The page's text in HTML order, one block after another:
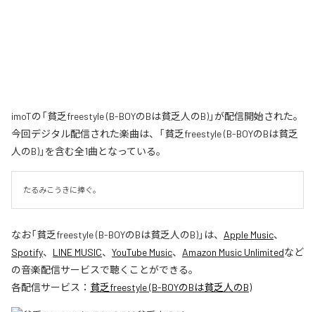
imoTの「貧乏freestyle (B-BOYのBは貧乏人のB)」が配信開始された。
今回デジタル配信された楽曲は、「貧乏freestyle (B-BOYのBは貧乏
人のB)」を含む全1曲となっている。
たるみこうきに捧ぐ。
なお「貧乏freestyle (B-BOYのBは貧乏人のB)」は、 Apple Music、
Spotify、 LINE MUSIC、 YouTube Music、 Amazon Music Unlimitedなど
の音楽配信サービスで聴くことができる。
各配信サービス： 貧乏freestyle (B-BOYのBは貧乏人のB)